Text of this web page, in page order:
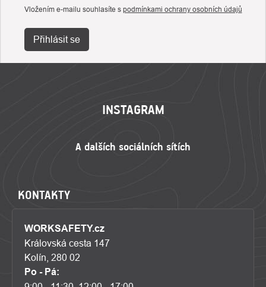
Vložením e-mailu souhlasíte s podmínkami ochrany osobních údajů
Přihlásit se
INSTAGRAM
KONTAKTY
WORKSAFETY.cz
Královská cesta 147
Kolín, 280 02
Po - Pá: